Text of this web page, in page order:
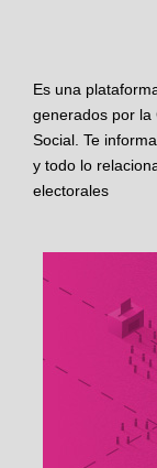
Es una
generados por la
Social. Te
y todo lo
electorales